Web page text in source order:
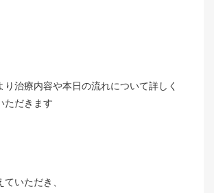
り治療内容や本日の流れについて詳しく
ただきます
いただき、